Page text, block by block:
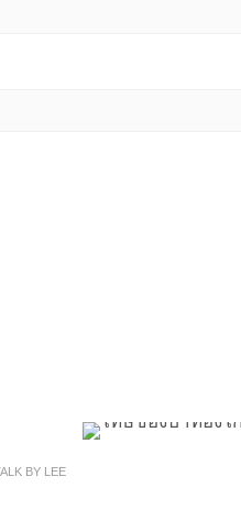
BY LEE